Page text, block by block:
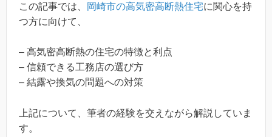
この記事では、 岡崎市の高気密高断熱住宅に関心を持
つ方に向けて、
– 高気密高断熱の住宅の特徴と利点
– 信頼できる工務店の選び方
– 結露や換気の問題への対策
上記について、筆者の経験を交えながら解説していま
す。